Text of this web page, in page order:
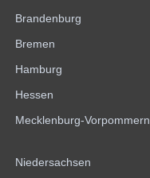
Brandenburg
Bremen
Hamburg
Hessen
Mecklenburg-Vorpommern
Niedersachsen